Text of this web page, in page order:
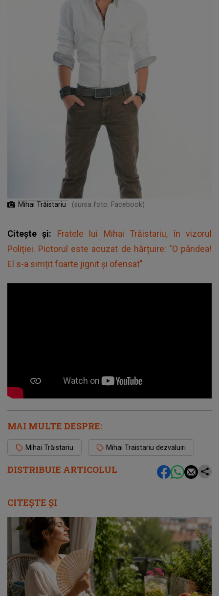
DISTRIBUIE ARTICOLUL
Mihai Trăistariu (sursa foto: Facebook)
Citește și: Fratele lui Mihai Trăistariu, în vizorul
Poliției. Pictorul este acuzat de hărțuire: "O pândea!
El s-a simțit foarte jignit și ofensat"
MAI MULTE DESPRE:
Mihai Trăistariu Mihai Traistariu dezvaluiri
CITEȘTE ȘI